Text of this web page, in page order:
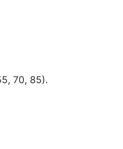
70, 85).